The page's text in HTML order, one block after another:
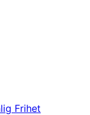
Frihet